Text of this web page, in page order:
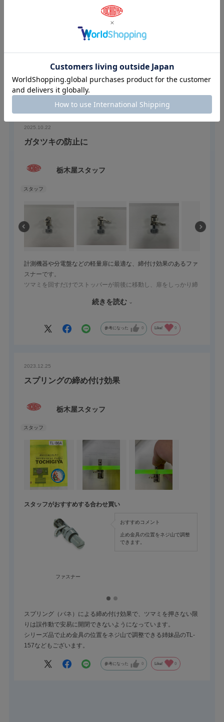
ユーザーレビュー
表示：新しい順
2025.10.22
ガタツキの防止に
栃木屋スタッフ
計測機器や分電盤などの軽量扉に最適な、締付け効果のあるファ
スナーです。
ツマミを回すだけでストッパーが前後に移動し、扉をしっかり締
図面にない注意事項として、カムは９０°位置よりもやや広角ま
続きを読む
参考になった 0 Like! 0
2023.12.25
スプリングの締め付け効果
栃木屋スタッフ
スタッフがおすすめする合わせ買い
ファスナー
おすすめコメント
止め金具の位置をネジ山で調整
できます。
スプリング（バネ）による締め付け効果で、ツマミを押さない限
りは誤作動で安易に開閉できないようになっています。
シリーズ品で止め金具の位置をネジ山で調整できる姉妹品のTL-
157などもございます。
参考になった 0 Like! 0